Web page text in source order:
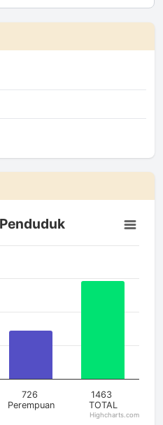
categories.
726
Perempuan
1463
TOTAL
Highcharts.com